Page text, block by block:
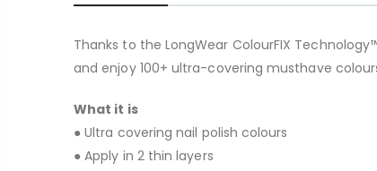
Thanks to the LongWear ColourFIX
and enjoy 100+ ultra-covering musthave
What it is
● Ultra covering nail polish colours
● Apply in 2 thin layers